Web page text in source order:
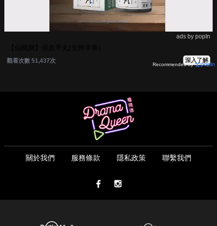
ads by popIn
觀看次數 51,437次 深入了解
Recommended by
關於我們 服務條款 隱私政策 聯繫我們